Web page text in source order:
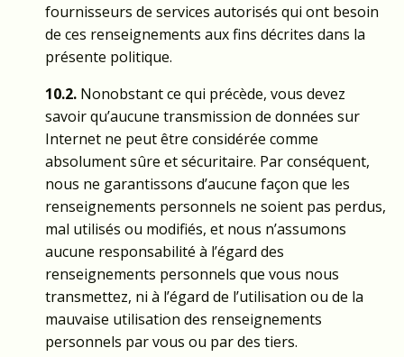
fournisseurs de services autorisés qui ont besoin
de ces renseignements aux fins décrites dans la
présente politique.
10.2. Nonobstant ce qui précède, vous devez
savoir qu’aucune transmission de données sur
Internet ne peut être considérée comme
absolument sûre et sécuritaire. Par conséquent,
nous ne garantissons d’aucune façon que les
renseignements personnels ne soient pas perdus,
mal utilisés ou modifiés, et nous n’assumons
aucune responsabilité à l’égard des
renseignements personnels que vous nous
transmettez, ni à l’égard de l’utilisation ou de la
mauvaise utilisation des renseignements
personnels par vous ou par des tiers.